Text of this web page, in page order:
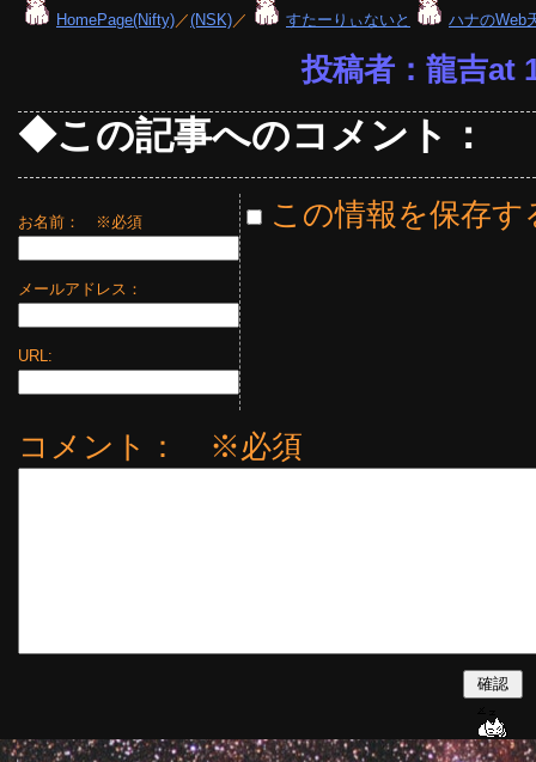
HomePage(Nifty)／(NSK)／ すたーりぃないと ハナのWeb
投稿者：龍吉at
◆この記事へのコメント：
お名前： ※必須
メールアドレス：
URL:
この情報を保存す
コメント： ※必須